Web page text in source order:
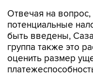
Отвечая на
потенциальные
быть введены,
группа также это
оценить размер